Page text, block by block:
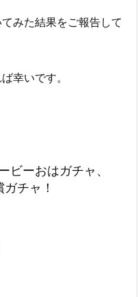
みた結果をご報告して
幸いです。
ビーおはガチャ、
チャ！